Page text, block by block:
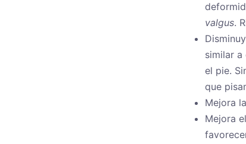
valgus.
similar
el pie.
que
Mejora
Mejora